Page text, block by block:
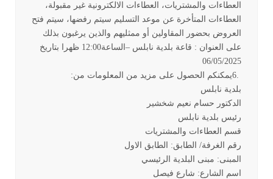
العطاءات والمشتريات، العطاءات الالكترونية غير مقبولة،
العطاءات المتأخرة عن موعد التسليم سيتم رفضها، سيتم فتح
العروض بحضور المقاولين أو ممثليهم والذين يرغبون بذلك
على العنوان : قاعة بلدية نابلس –الساعة12:00 ظهرا بتاريخ
06/05/2025
6.يمكنكم الحصول على مزيد من المعلومات من:
بلدية نابلس
الدكتور حسام نعيم شخشير
رئيس بلدية نابلس
قسم العطاءات والمشتريات
رقم الغرفة/ الطابق: الطابق الاول
المبنى: مبنى البلدية الرئيسي
اسم الشارع: شارع فيصل